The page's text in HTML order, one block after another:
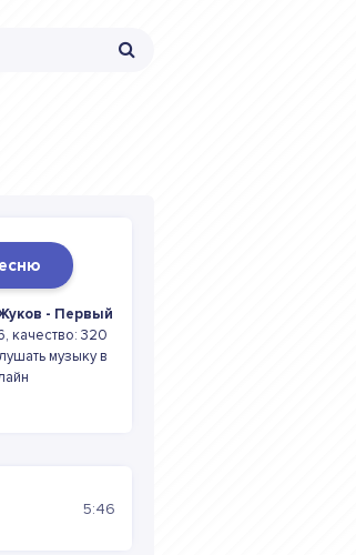
- Первый
качество: 320
музыку в
5:46